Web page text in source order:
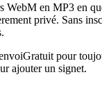
WebM en MP3 en
privé. Sans
Gratuit pour
ajouter un signet.